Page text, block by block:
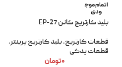
اتمام موج
ودی
بلید کارتریج کانن EP-27
قطعات کارتریج,بلید کارتریج پرینتر,
قطعات یدکی
۰تومان